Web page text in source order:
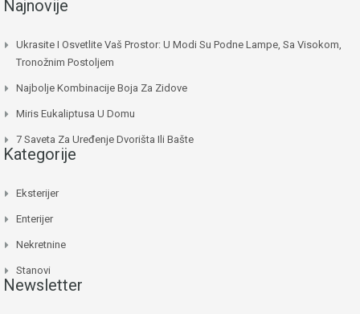
Najnovije
Ukrasite I Osvetlite Vaš Prostor: U Modi Su Podne Lampe, Sa Visokom,
Tronožnim Postoljem
Najbolje Kombinacije Boja Za Zidove
Miris Eukaliptusa U Domu
7 Saveta Za Uređenje Dvorišta Ili Bašte
Kategorije
Eksterijer
Enterijer
Nekretnine
Stanovi
Newsletter